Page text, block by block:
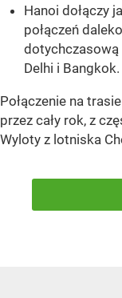
Hanoi dołączy
połączeń
dotychczasową
Delhi i Bangkok.
Połączenie na
przez cały rok, z
Wyloty z lotniska